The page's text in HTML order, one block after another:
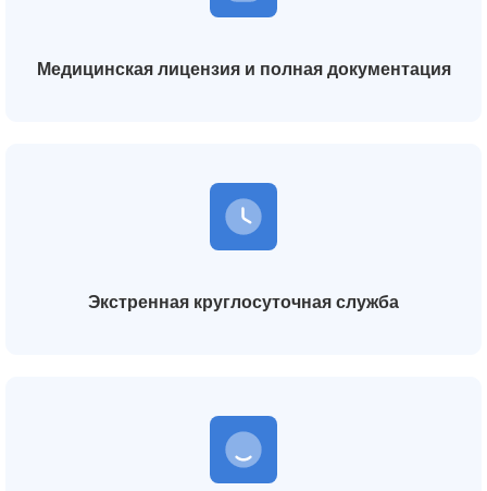
Медицинская лицензия и полная документация
Экстренная круглосуточная служба